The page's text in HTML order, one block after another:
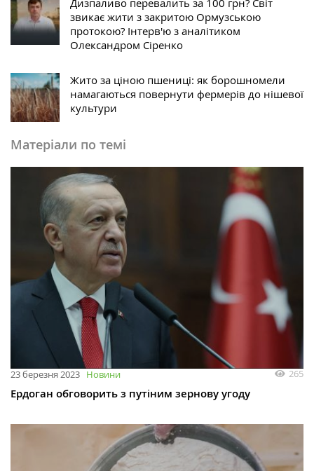
звикає жити з закритою Ормузською
протокою? Інтерв'ю з аналітиком
Олександром Сіренко
Жито за ціною пшениці: як борошномели
намагаються повернути фермерів до нішевої
культури
Матеріали по темі
23 березня 2023 Новини 265
Ердоган обговорить з путіним зернову угоду